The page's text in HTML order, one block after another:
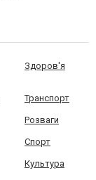
Здоров'я
Транспорт
Розваги
Спорт
Культура